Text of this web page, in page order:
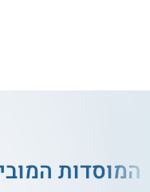
המוסדות